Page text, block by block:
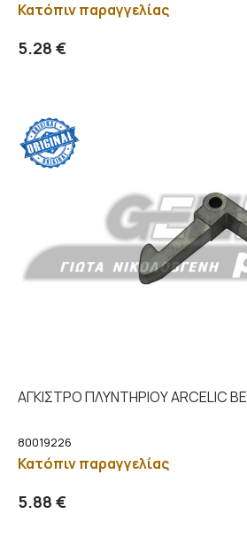
Κατόπιν παραγγελίας
5.28 €
ΑΓΚΙΣΤΡΟ ΠΛΥΝΤΗΡΙΟΥ ARCELIC
80019226
Κατόπιν παραγγελίας
5.88 €